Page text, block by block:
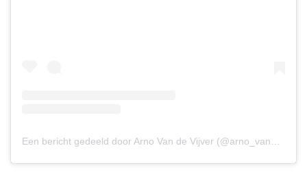
Een bericht gedeeld door Arno Van de Vijver (@arno_van_de_vijver)